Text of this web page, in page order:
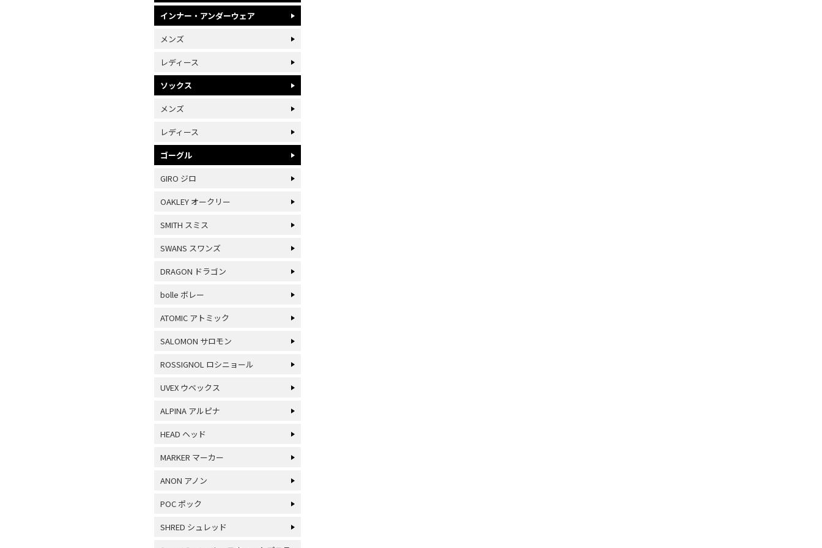
インナー・アンダーウェア
メンズ
レディース
ソックス
メンズ
レディース
ゴーグル
GIRO ジロ
OAKLEY オークリー
SMITH スミス
SWANS スワンズ
DRAGON ドラゴン
bolle ボレー
ATOMIC アトミック
SALOMON サロモン
ROSSIGNOL ロシニョール
UVEX ウベックス
ALPINA アルピナ
HEAD ヘッド
MARKER マーカー
ANON アノン
POC ポック
SHRED シュレッド